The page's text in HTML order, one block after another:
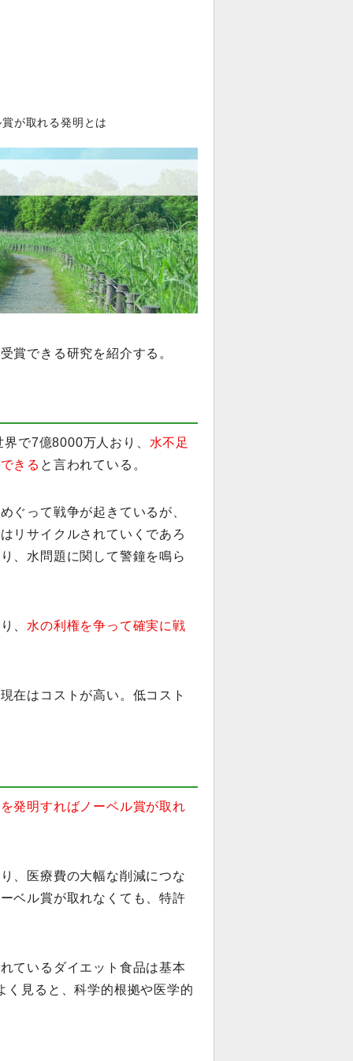
が取れる発明とは
賞できる研究を紹介する。
で7億8000万人おり、 水不足
きる と言われている。
ぐって戦争が起きているが、
リサイクルされていくであろ
、水問題に関して警鐘を鳴ら
、 水の利権を争って確実に戦
在はコストが高い。低コスト
発明すればノーベル賞が取れ
、医療費の大幅な削減につな
ベル賞が取れなくても、特許
ているダイエット食品は基本
く見ると、科学的根拠や医学的